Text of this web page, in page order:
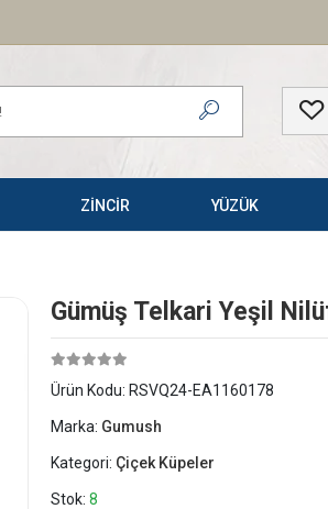
ZİNCİR YÜZÜK
Gümüş Telkari Yeşil
Ürün Kodu: RSVQ24-EA1160178
Marka: Gumush
Kategori: Çiçek Küpeler
Stok: 8